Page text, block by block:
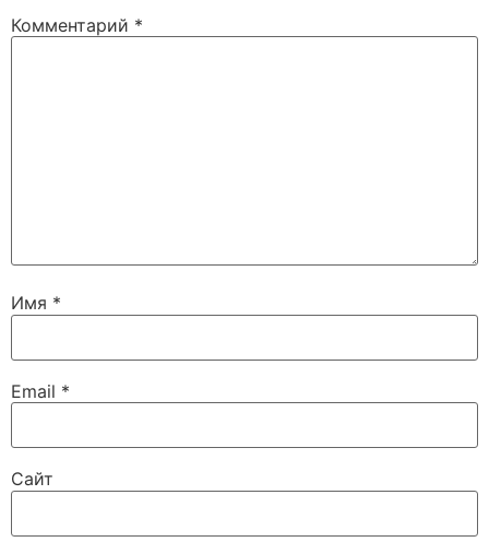
Комментарий *
Имя *
Email *
Сайт